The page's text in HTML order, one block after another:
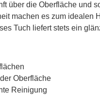
über die Oberfläche und
machen es zum idealen
Tuch liefert stets ein
Oberfläche
Reinigung